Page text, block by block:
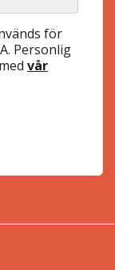
för
Personlig
vår